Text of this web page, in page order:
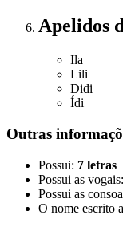
Apelidos
Ila
Lili
Didi
Ídi
Outras
Possui: 7 letras
Possui as vogais:
Possui as
O nome escrito